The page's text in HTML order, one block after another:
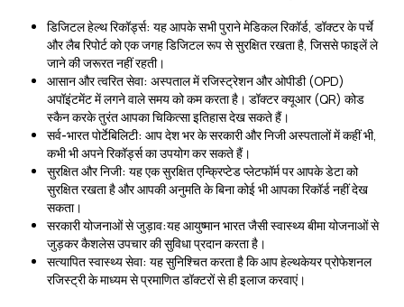
डिजिटल हेल्थ रिकॉर्ड्स: यह आपके सभी पुराने मेडिकल रिकॉर्ड, डॉक्टर के पर्चे
और लैब रिपोर्ट को एक जगह डिजिटल रूप से सुरक्षित रखता है, जिससे फाइलें ले
जाने की जरूरत नहीं रहती।
आसान और त्वरित सेवा: अस्पताल में रजिस्ट्रेशन और ओपीडी (OPD)
अपॉइंटमेंट में लगने वाले समय को कम करता है। डॉक्टर क्यूआर (QR) कोड
स्कैन करके तुरंत आपका चिकित्सा इतिहास देख सकते हैं।
सर्व-भारत पोर्टेबिलिटी: आप देश भर के सरकारी और निजी अस्पतालों में कहीं भी,
कभी भी अपने रिकॉर्ड्स का उपयोग कर सकते हैं।
सुरक्षित और निजी: यह एक सुरक्षित एन्क्रिप्टेड प्लेटफॉर्म पर आपके डेटा को
सुरक्षित रखता है और आपकी अनुमति के बिना कोई भी आपका रिकॉर्ड नहीं देख
सकता।
सरकारी योजनाओं से जुड़ाव:यह आयुष्मान भारत जैसी स्वास्थ्य बीमा योजनाओं से
जुड़कर कैशलेस उपचार की सुविधा प्रदान करता है।
सत्यापित स्वास्थ्य सेवा: यह सुनिश्चित करता है कि आप हेल्थकेयर प्रोफेशनल
रजिस्ट्री के माध्यम से प्रमाणित डॉक्टरों से ही इलाज करवाएं।